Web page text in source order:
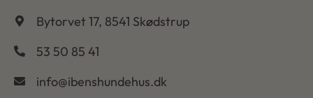
Bytorvet 17, 8541 Skødstrup
53 50 85 41
info@ibenshundehus.dk